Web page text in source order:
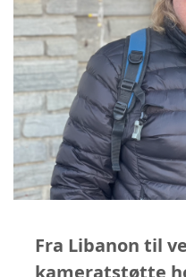
Fra Libanon til
kameratstøtte